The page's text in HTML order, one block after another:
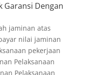
Garansi Dengan
jaminan atas
nilai jaminan
pekerjaan
Pelaksanaan
Pelaksanaan